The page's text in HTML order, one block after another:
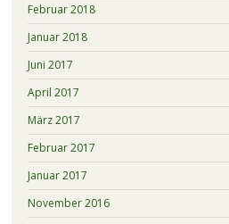
Februar 2018
Januar 2018
Juni 2017
April 2017
März 2017
Februar 2017
Januar 2017
November 2016